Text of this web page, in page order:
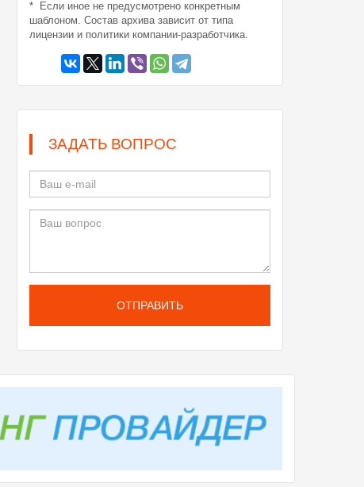
* Если иное не предусмотрено конкретным
шаблоном. Состав архива зависит от типа
лицензии и политики компании-разработчика.
ЗАДАТЬ ВОПРОС
ОТПРАВИТЬ